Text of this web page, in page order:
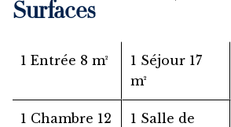
Surfaces
1 Entrée 8 m² 1 Séjour 17
m²
1 Chambre 12
1 Salle de